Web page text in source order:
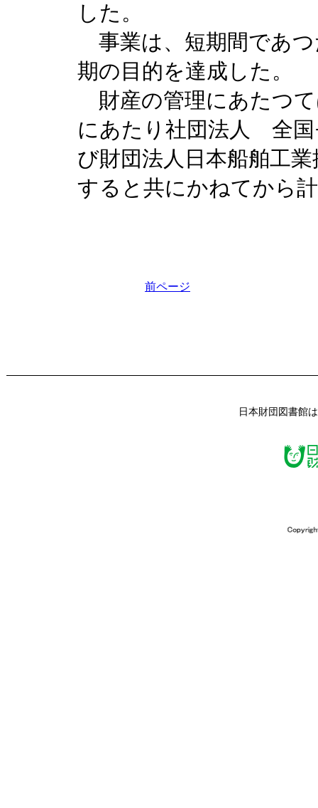
した。
事業は、短期間であ
期の目的を達成した。
財産の管理にあたつ
にあたり社団法人 全国
び財団法人日本船舶工
すると共にかねてから
前ページ
日本財団図書館